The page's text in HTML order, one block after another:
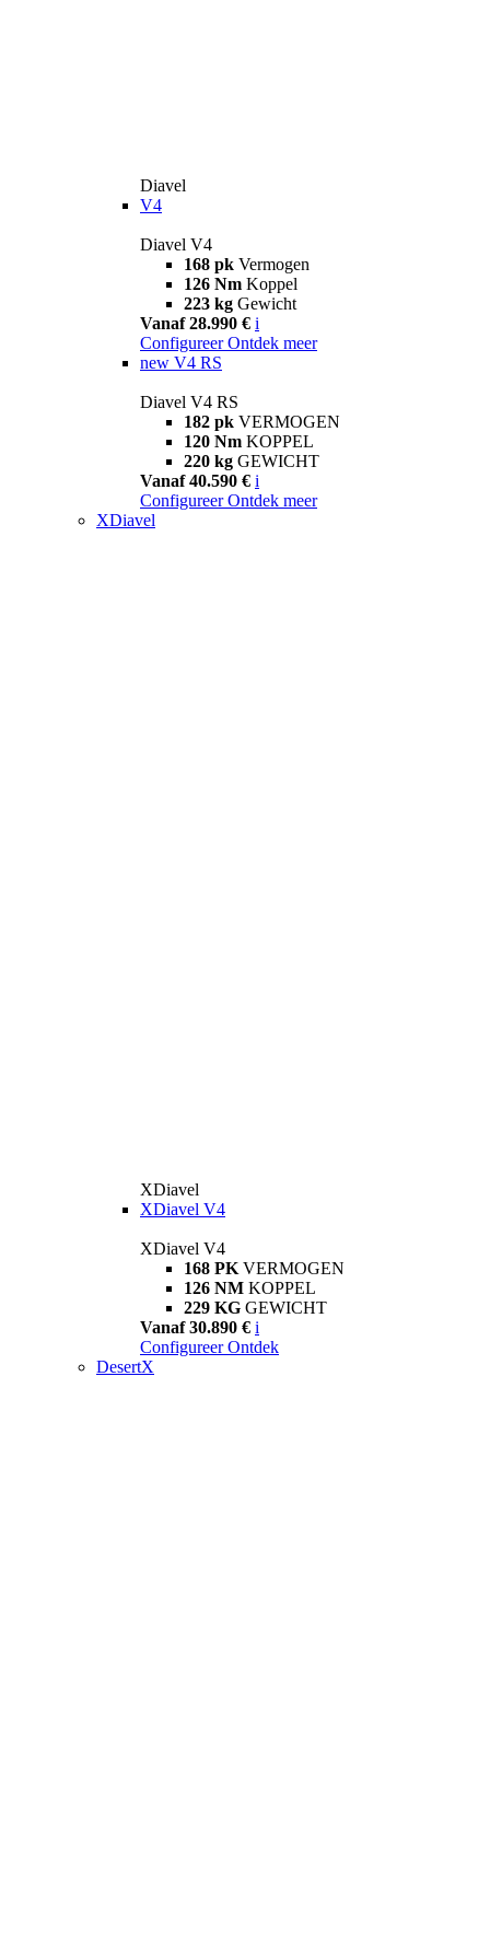
Diavel
V4
Diavel V4
168 pk Vermogen
126 Nm Koppel
223 kg Gewicht
Vanaf 28.990 € i
Configureer Ontdek meer
new V4 RS
Diavel V4 RS
182 pk VERMOGEN
120 Nm KOPPEL
220 kg GEWICHT
Vanaf 40.590 € i
Configureer Ontdek meer
XDiavel
XDiavel
XDiavel V4
XDiavel V4
168 PK VERMOGEN
126 NM KOPPEL
229 KG GEWICHT
Vanaf 30.890 € i
Configureer Ontdek
DesertX